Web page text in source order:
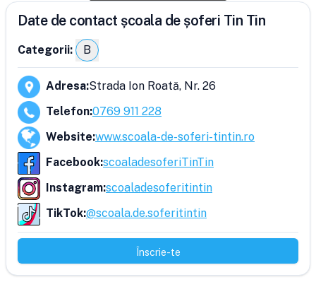
Date de contact școala de șoferi Tin Tin
Categorii: B
Adresa:Strada Ion Roată, Nr. 26
Telefon:0769 911 228
Website:www.scoala-de-soferi-tintin.ro
Facebook:scoaladesoferiTinTin
Instagram:scoaladesoferitintin
TikTok:@scoala.de.soferitintin
Înscrie-te